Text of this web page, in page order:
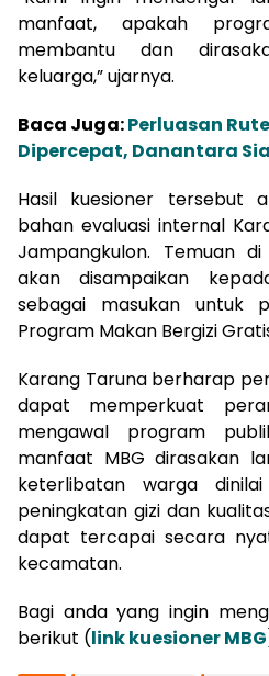
manfaat, apakah
membantu dan
keluarga,” ujarnya.
Baca Juga:Perluasan
Dipercepat, Danantara
Hasil kuesioner tersebut
bahan evaluasi internal
Jampangkulon. Temuan
akan disampaikan
sebagai masukan untuk
Program Makan Bergizi
Karang Taruna berharap
dapat memperkuat
mengawal program
manfaat MBG dirasakan
keterlibatan warga
peningkatan gizi dan
dapat tercapai secara
kecamatan.
Bagi anda yang ingin
berikut (link kuesioner MBG